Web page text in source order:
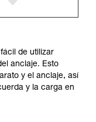
de utilizar
anclaje. Esto
y el anclaje, así
y la carga en